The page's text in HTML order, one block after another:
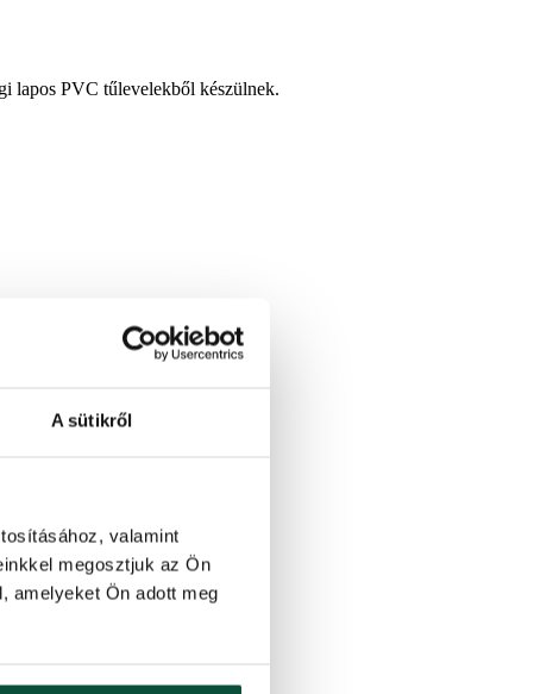
A sütikről
valamint
megosztjuk az Ön
amelyeket Ön adott meg
lapos PVC tűlevelekből készülnek.